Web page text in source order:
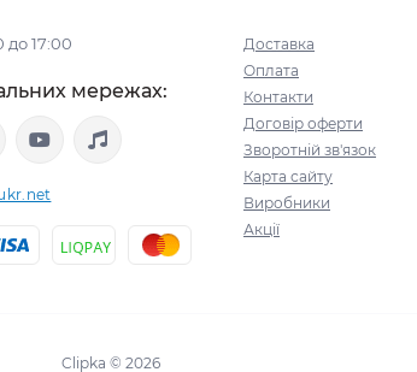
до 17:00
мережах:
Доставка
Оплата
Контакти
Договір оферти
Зворотній зв'язок
Карта сайту
Виробники
Акції
Clipka © 2026